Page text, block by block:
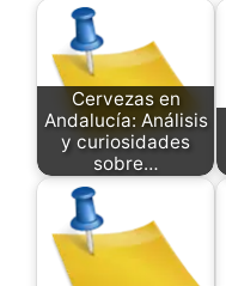
Cervezas en
Andalucía: Análisis
y curiosidades
sobre…